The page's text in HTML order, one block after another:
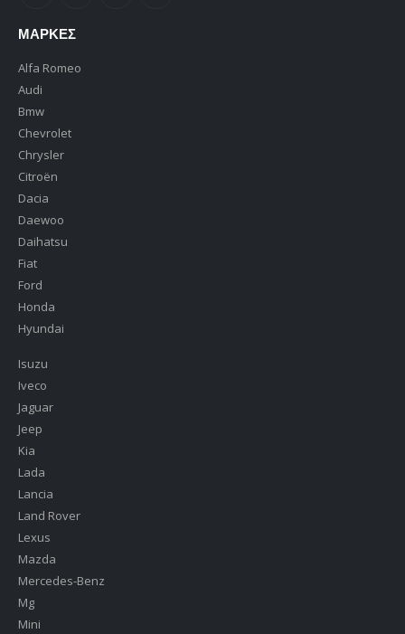
ΜΆΡΚΕΣ
Alfa Romeo
Audi
Bmw
Chevrolet
Chrysler
Citroën
Dacia
Daewoo
Daihatsu
Fiat
Ford
Honda
Hyundai
Isuzu
Iveco
Jaguar
Jeep
Kia
Lada
Lancia
Land Rover
Lexus
Mazda
Mercedes-Benz
Mg
Mini